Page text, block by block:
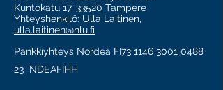
Kuntokatu 17, 33520 Tampere
Yhteyshenkilö: Ulla Laitinen,
ulla.laitinen(a)hlu.fi
Pankkiyhteys Nordea FI73 1146 3001 0488
23 NDEAFIHH